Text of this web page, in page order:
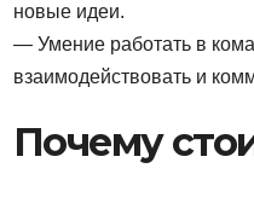
новые идеи.
— Умение работать в
взаимодействовать и
Почему